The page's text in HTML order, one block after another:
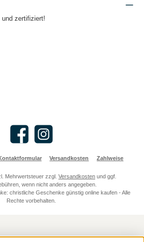
und zertifiziert!
Facebook Instagram
Versandkosten Zahlweise
Mehrwertsteuer zzgl. Versandkosten und ggf.
wenn nicht anders angegeben.
christliche Geschenke günstig online kaufen - Alle
Rechte vorbehalten.